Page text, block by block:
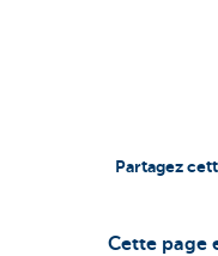
Cette page
Partagez